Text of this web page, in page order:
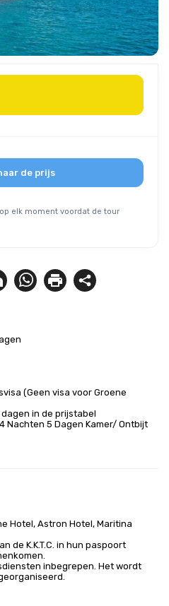
(Geen visa voor Groene
in de prijstabel
Nachten 5 Dagen Kamer/ Ontbijt
Hotel, Astron Hotel, Maritina
de K.K.T.C. in hun paspoort
inbegrepen. Het wordt
de prijs
elk moment voordat de tour